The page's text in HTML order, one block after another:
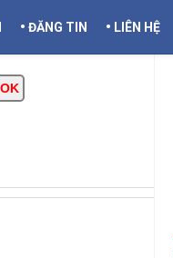
• ĐĂNG TIN • LIÊN HỆ